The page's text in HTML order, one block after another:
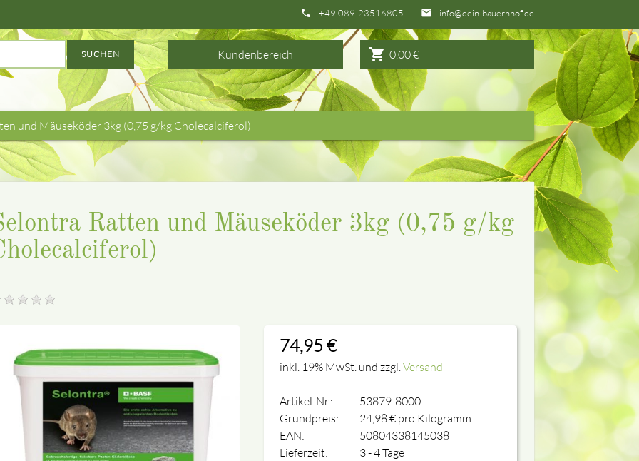
email info@dein-bauernhof.de
phone +49 089-23516805
SUCHEN Kundenbereich shopping_cart 0,00€
und Mäuseköder 3kg (0,75 g/kg Cholecalciferol)
Ratten und Mäuseköder 3kg (0,75 g/kg
74,95€
inkl. 19% MwSt. und zzgl.Versand
Artikel-Nr.:
53879-8000
Grundpreis:
24,98€pro Kilogramm
EAN:
50804338145038
Lieferzeit:
3 - 4 Tage